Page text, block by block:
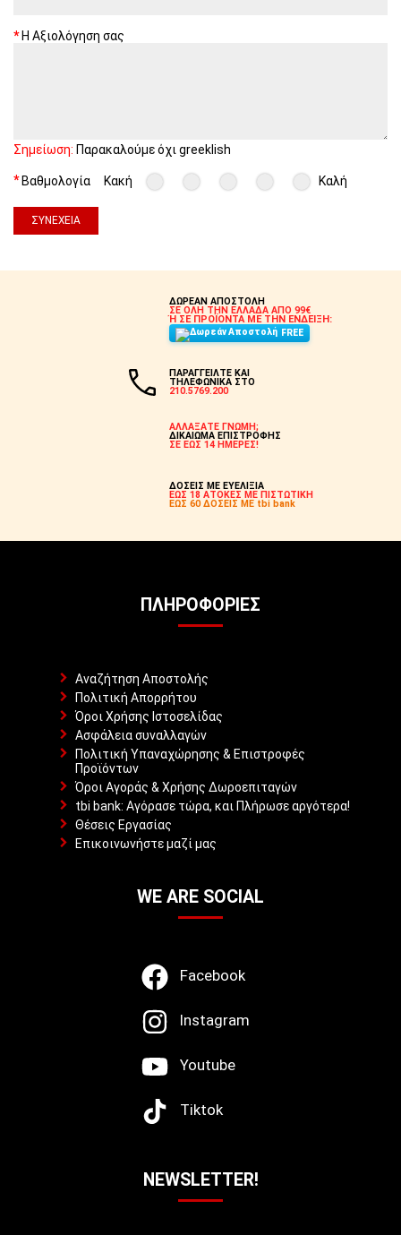
Η Αξιολόγηση σας
Σημείωση: Παρακαλούμε όχι greeklish
Βαθμολογία Κακή Καλή
ΣΥΝΈΧΕΙΑ
ΔΩΡΕΑΝ ΑΠΟΣΤΟΛΗ
ΣΕ ΟΛΗ ΤΗΝ ΕΛΛΑΔΑ ΑΠΟ 99€
Ή ΣΕ ΠΡΟΪΟΝΤΑ ΜΕ ΤΗΝ ΕΝΔΕΙΞΗ:
FREE
ΠΑΡΑΓΓΕΙΛΤΕ ΚΑΙ
ΤΗΛΕΦΩΝΙΚΑ ΣΤΟ
210.5769.200
ΑΛΛΑΞΑΤΕ ΓΝΩΜΗ;
ΔΙΚΑΙΩΜΑ ΕΠΙΣΤΡΟΦΗΣ
ΣΕ ΕΩΣ 14 ΗΜΕΡΕΣ!
ΔΟΣΕΙΣ ΜΕ ΕΥΕΛΙΞΙΑ
ΕΩΣ 18 ΑΤΟΚΕΣ ΜΕ ΠΙΣΤΩΤΙΚΗ
ΕΩΣ 60 ΔΟΣΕΙΣ ΜΕ tbi bank
ΠΛΗΡΟΦΟΡΊΕΣ
Αναζήτηση Αποστολής
Πολιτική Απορρήτου
Όροι Χρήσης Ιστοσελίδας
Ασφάλεια συναλλαγών
Πολιτική Υπαναχώρησης & Επιστροφές
Προϊόντων
Όροι Αγοράς & Χρήσης Δωροεπιταγών
tbi bank: Αγόρασε τώρα, και Πλήρωσε αργότερα!
Θέσεις Εργασίας
Επικοινωνήστε μαζί μας
WE ARE SOCIAL
Facebook
Instagram
Youtube
Tiktok
NEWSLETTER!